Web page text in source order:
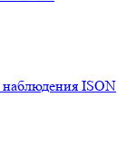
наблюдения ISON